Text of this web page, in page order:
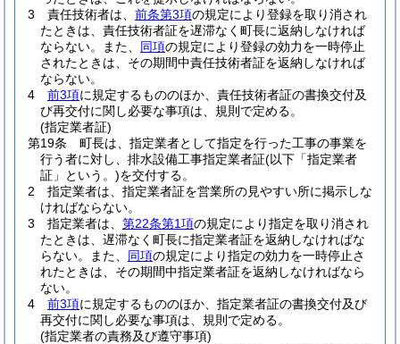
3
責任技術者は、 前条第3項の規定により登録を取り消され
たときは、責任技術者証を遅滞なく町長に返納しなければ
ならない。
また、 同項の規定により登録の効力を一時停止
されたときは、その期間中責任技術者証を返納しなければ
ならない。
4
前3項に規定するもののほか、責任技術者証の書換交付及
び再交付に関し必要な事項は、規則で定める。
(指定業者証)
第19条
町長は、指定業者として指定を行った工事の事業を
行う者に対し、排水設備工事指定業者証(以下「指定業者
証」という。)を交付する。
2
指定業者は、指定業者証を営業所の見やすい所に掲示しな
ければならない。
3
指定業者は、 第22条第1項の規定により指定を取り消され
たときは、遅滞なく町長に指定業者証を返納しなければな
らない。
また、 同項の規定により指定の効力を一時停止さ
れたときは、その期間中指定業者証を返納しなければなら
ない。
4
前3項に規定するもののほか、指定業者証の書換交付及び
再交付に関し必要な事項は、規則で定める。
(指定業者の責務及び遵守事項)